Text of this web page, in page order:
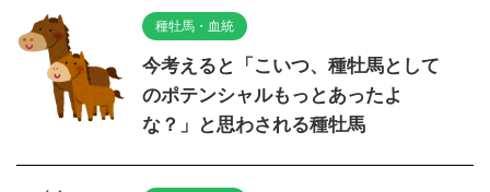
種牡馬・血統
今考えると「こいつ、種牡馬として
のポテンシャルもっとあったよ
な？」と思わされる種牡馬